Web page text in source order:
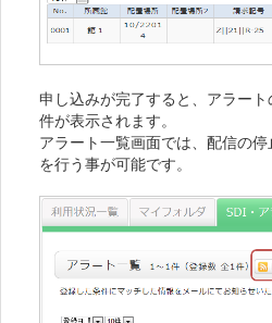
申し込みが完了すると、アラー
件が表示されます。
アラート一覧画面では、配信の
を行う事が可能です。